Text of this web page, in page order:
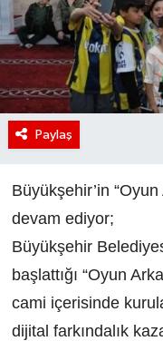
Paylaş
Büyükşehir’in
devam ediyor;
Büyükşehir
başlattığı “Oyun
cami içerisinde
dijital farkındalık